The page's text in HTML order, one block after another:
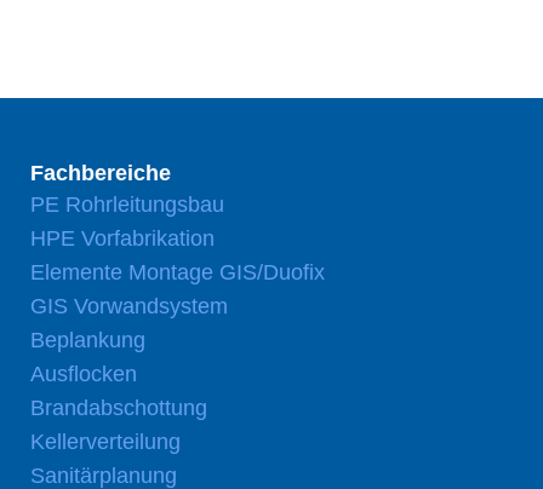
Fachbereiche
PE Rohrleitungsbau
HPE Vorfabrikation
Elemente Montage GIS/Duofix
GIS Vorwandsystem
Beplankung
Ausflocken
Brandabschottung
Kellerverteilung
Sanitärplanung